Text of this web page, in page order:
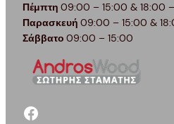
Πέμπτη 09:00 – 15:00 & 18:00
Παρασκευή 09:00 – 15:00 &
Σάββατο 09:00 – 15:00
facebook